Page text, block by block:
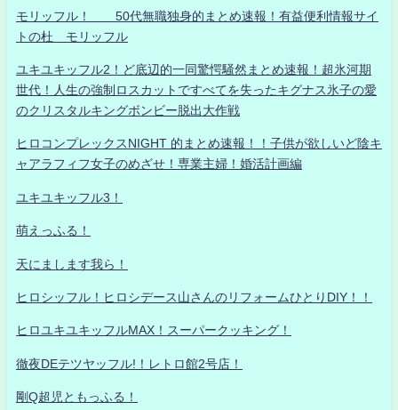
モリッフル！ 50代無職独身的まとめ速報！有益便利情報サイ
トの杜 モリッフル
ユキユキッフル2！ど底辺的一同驚愕騒然まとめ速報！超氷河期
世代！人生の強制ロスカットですべてを失ったキグナス氷子の愛
のクリスタルキングボンビー脱出大作戦
ヒロコンプレックスNIGHT 的まとめ速報！！子供が欲しいど陰キ
ャアラフィフ女子のめざせ！専業主婦！婚活計画編
ユキユキッフル3！
萌えっふる！
天にまします我ら！
ヒロシッフル！ヒロシデース山さんのリフォームひとりDIY！！
ヒロユキユキッフルMAX！スーパークッキング！
徹夜DEテツヤッフル!！レトロ館2号店！
剛Q超児ともっふる！